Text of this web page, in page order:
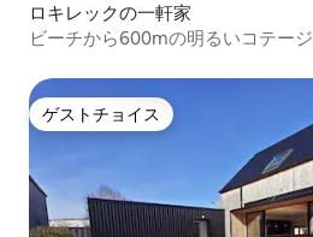
ロキレックの一軒家
ビーチから600mの明るいコテージ
ゲストチョイス
ゲストチョイス